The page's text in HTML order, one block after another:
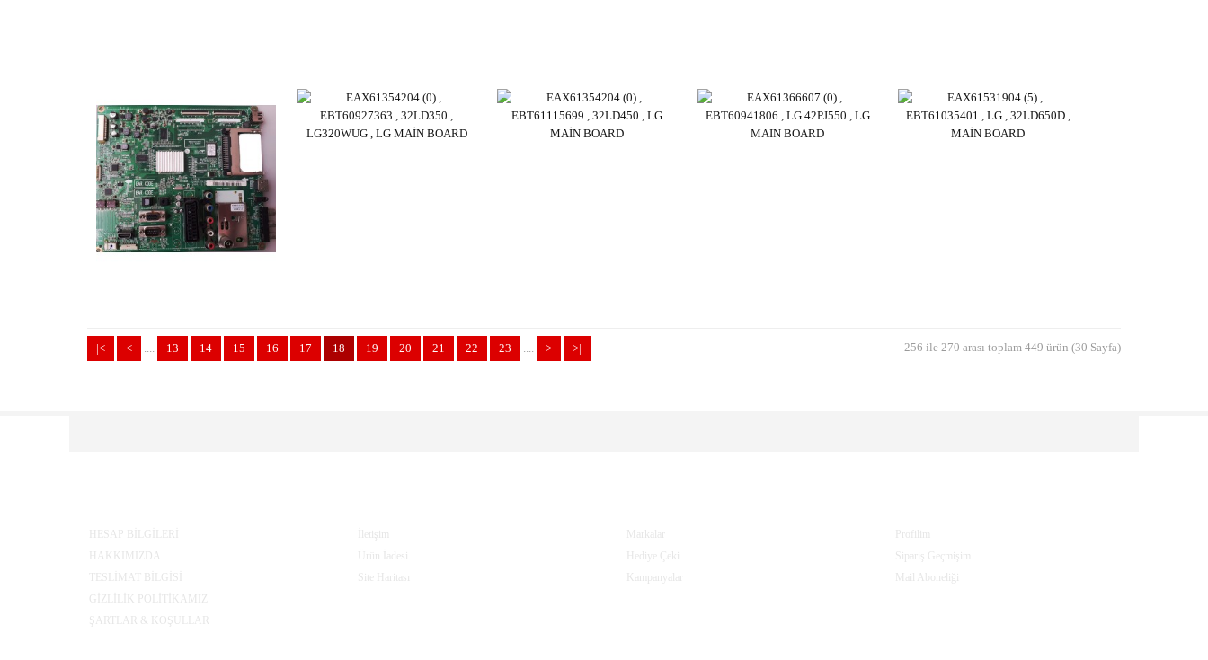
|< < .... 13 14 15 16 17 18 19 20 21 22 23 .... > >| 256 ile 270 arası toplam 449 ürün (30 Sayfa)
HESAP BİLGİLERİ
HAKKIMIZDA
TESLİMAT BİLGİSİ
GİZLİLİK POLİTİKAMIZ
ŞARTLAR & KOŞULLAR
İletişim
Ürün İadesi
Site Haritası
Markalar
Hediye Çeki
Kampanyalar
Profilim
Sipariş Geçmişim
Mail Aboneliği